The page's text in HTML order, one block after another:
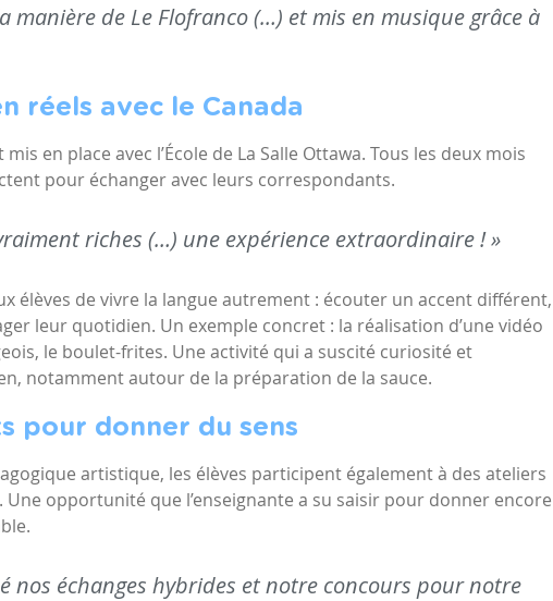
manière de Le Flofranco (…) et mis en musique grâce à
réels avec le Canada
en place avec l’École de La Salle Ottawa. Tous les deux mois
pour échanger avec leurs correspondants.
riches (…) une expérience extraordinaire ! »
élèves de vivre la langue autrement : écouter un accent différent,
leur quotidien. Un exemple concret : la réalisation d’une vidéo
le boulet-frites. Une activité qui a suscité curiosité et
notamment autour de la préparation de la sauce.
pour donner du sens
artistique, les élèves participent également à des ateliers
opportunité que l’enseignante a su saisir pour donner encore
nos échanges hybrides et notre concours pour notre